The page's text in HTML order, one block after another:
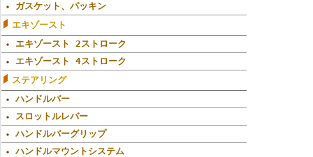
ガスケット、パッキン
エキゾースト
エキゾースト 2ストローク
エキゾースト 4ストローク
ステアリング
ハンドルバー
スロットルレバー
ハンドルバーグリップ
ハンドルマウントシステム